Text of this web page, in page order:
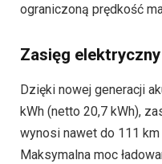
ograniczoną prędkość
Zasięg elektryczny
Dzięki nowej generacji
kWh (netto 20,7 kWh),
wynosi nawet do 111 km
Maksymalna moc